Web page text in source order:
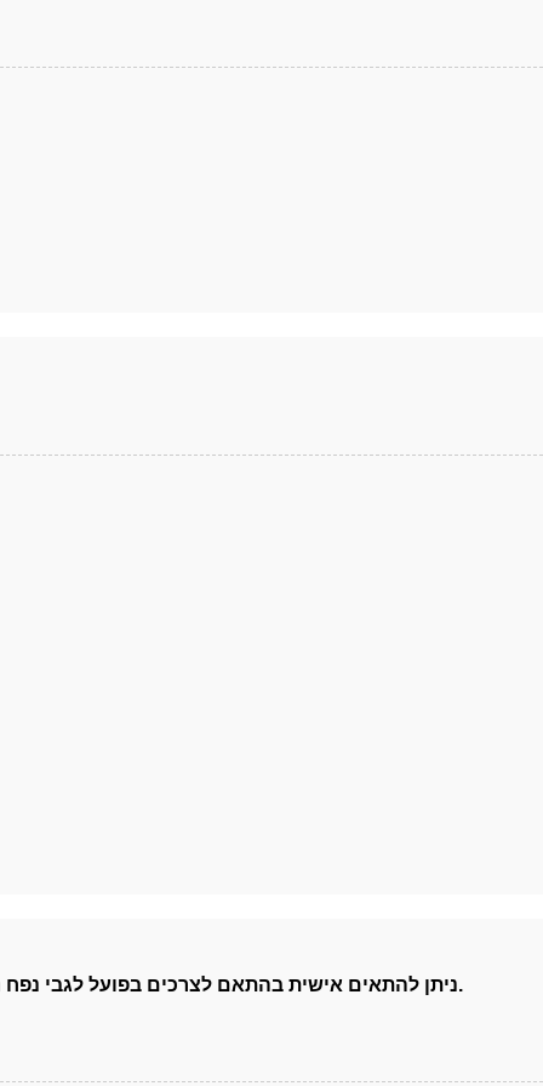
ניתן להתאים אישית בהתאם לצרכים בפועל לגבי נפח המוצר, טמפרטורת הקירור, זמן הקירור ויכולת הייצור הנדרשת.